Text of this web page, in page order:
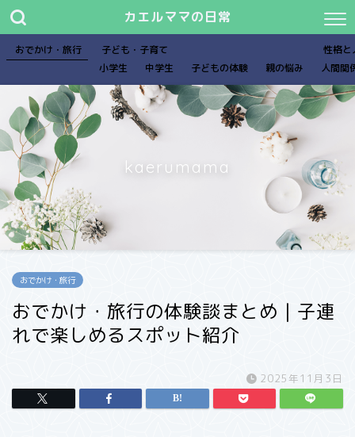
カエルママの日常
おでかけ・旅行
子ども・子育て
小学生
中学生 子どもの体験 親の悩み
性格と
人間関
kaerumama
おでかけ・旅行
おでかけ・旅行の体験談まとめ｜子連
れで楽しめるスポット紹介
2025年11月3日